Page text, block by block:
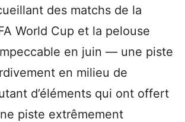
des matchs de la
World Cup et la pelouse
en juin — une piste
en milieu de
d’éléments qui ont offert
piste extrêmement